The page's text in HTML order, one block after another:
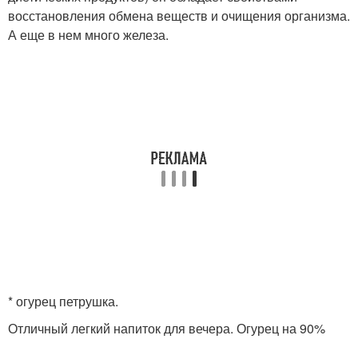
восстановления обмена веществ и очищения организма.
А еще в нем много железа.
* огурец петрушка.
Отличный легкий напиток для вечера. Огурец на 90%